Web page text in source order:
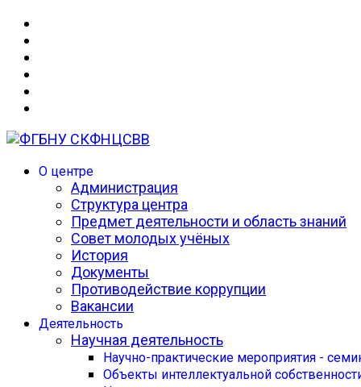
О центре
Администрация
Структура центра
Предмет деятельности и область знаний
Совет молодых учёных
История
Документы
Противодействие коррупции
Вакансии
Деятельность
Научная деятельность
Научно-практические мероприятия -
Объекты интеллектуальной